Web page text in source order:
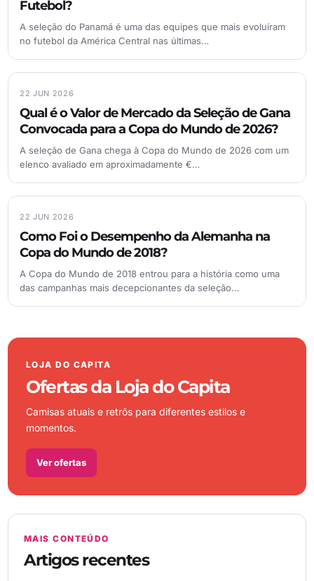
Futebol?
A seleção do Panamá é uma das equipes que mais evoluíram
no futebol da América Central nas últimas…
22 JUN 2026
Qual é o Valor de Mercado da Seleção de Gana
Convocada para a Copa do Mundo de 2026?
A seleção de Gana chega à Copa do Mundo de 2026 com um
elenco avaliado em aproximadamente €…
22 JUN 2026
Como Foi o Desempenho da Alemanha na
Copa do Mundo de 2018?
A Copa do Mundo de 2018 entrou para a história como uma
das campanhas mais decepcionantes da seleção…
LOJA DO CAPITA
Ofertas da Loja do Capita
Camisas atuais e retrôs para diferentes estilos e
momentos.
Ver ofertas
MAIS CONTEÚDO
Artigos recentes